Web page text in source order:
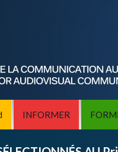
INFORMER